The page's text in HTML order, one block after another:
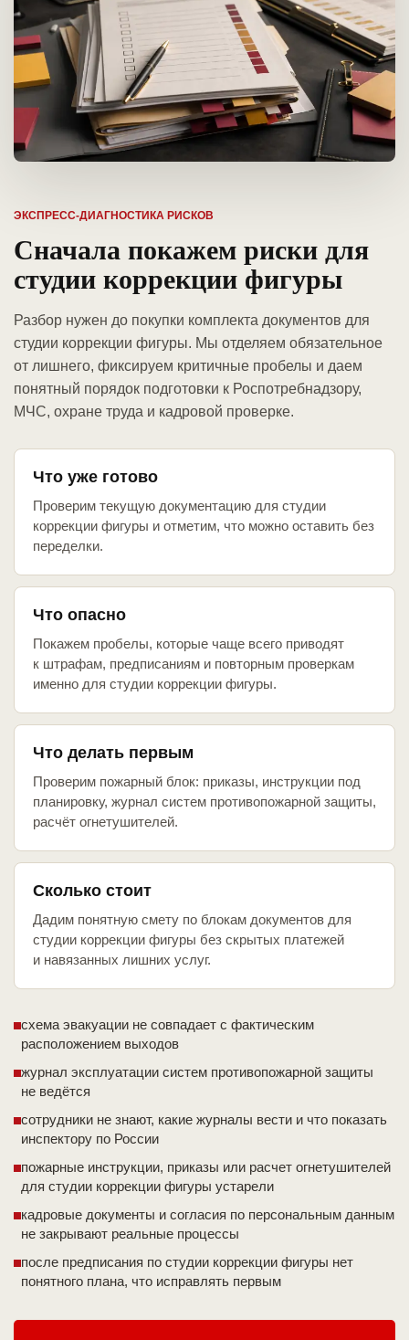
ЭКСПРЕСС-ДИАГНОСТИКА РИСКОВ
Сначала покажем риски для
студии коррекции фигуры
Разбор нужен до покупки комплекта документов для
студии коррекции фигуры. Мы отделяем обязательное
от лишнего, фиксируем критичные пробелы и даем
понятный порядок подготовки к Роспотребнадзору,
МЧС, охране труда и кадровой проверке.
Что уже готово
Проверим текущую документацию для студии
коррекции фигуры и отметим, что можно оставить без
переделки.
Что опасно
Покажем пробелы, которые чаще всего приводят
к штрафам, предписаниям и повторным проверкам
именно для студии коррекции фигуры.
Что делать первым
Проверим пожарный блок: приказы, инструкции под
планировку, журнал систем противопожарной защиты,
расчёт огнетушителей.
Сколько стоит
Дадим понятную смету по блокам документов для
студии коррекции фигуры без скрытых платежей
и навязанных лишних услуг.
схема эвакуации не совпадает с фактическим
расположением выходов
журнал эксплуатации систем противопожарной защиты
не ведётся
сотрудники не знают, какие журналы вести и что показать
инспектору по России
пожарные инструкции, приказы или расчет огнетушителей
для студии коррекции фигуры устарели
кадровые документы и согласия по персональным данным
не закрывают реальные процессы
после предписания по студии коррекции фигуры нет
понятного плана, что исправлять первым